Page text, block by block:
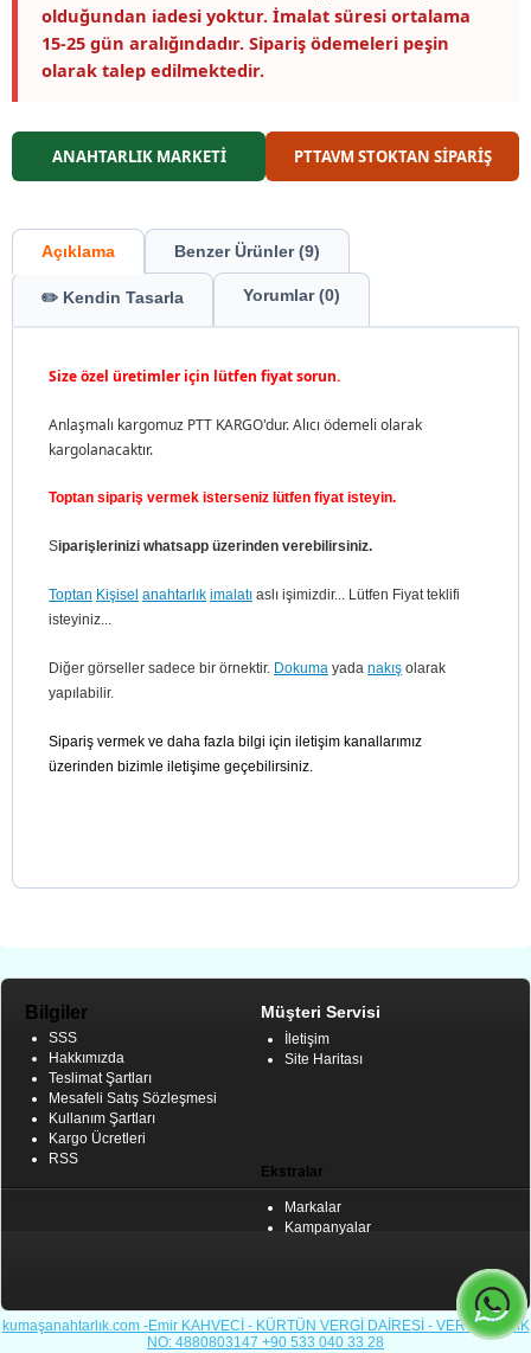
olduğundan iadesi yoktur. İmalat süresi ortalama
15-25 gün aralığındadır. Sipariş ödemeleri peşin
olarak talep edilmektedir.
ANAHTARLIK MARKETİ PTTAVM STOKTAN SİPARİŞ
Açıklama Benzer Ürünler (9)
✏️ Kendin Tasarla Yorumlar (0)
Size özel üretimler için lütfen fiyat sorun.
Anlaşmalı kargomuz PTT KARGO'dur. Alıcı ödemeli olarak
kargolanacaktır.
Toptan sipariş vermek isterseniz lütfen fiyat isteyin.
Siparişlerinizi whatsapp üzerinden verebilirsiniz.
Toptan Kişisel anahtarlık imalatı aslı işimizdir... Lütfen Fiyat teklifi
isteyiniz...
Diğer görseller sadece bir örnektir. Dokuma yada nakış olarak
yapılabilir.
Sipariş vermek ve daha fazla bilgi için iletişim kanallarımız
üzerinden bizimle iletişime geçebilirsiniz.
Bilgiler
SSS
Hakkımızda
Teslimat Şartları
Mesafeli Satış Sözleşmesi
Kullanım Şartları
Kargo Ücretleri
RSS
Müşteri Servisi
İletişim
Site Haritası
Ekstralar
Markalar
Kampanyalar
kumaşanahtarlık.com -Emir KAHVECİ - KÜRTÜN VERGİ DAİRESİ - VERGİ KİMLİK
NO: 4880803147 +90 533 040 33 28